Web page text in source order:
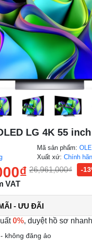
LG 4K 55 inch
Mã sản phẩm:
Xuất xứ:Chính
₫ 26,961,000₫ -
VAT
- ƯU ĐÃI
0%, duyệt hồ sơ
không đăng ảo